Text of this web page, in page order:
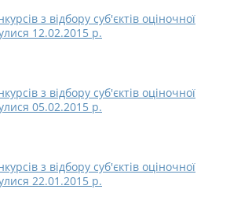
з відбору суб'єктів оціночної
12.02.2015 р.
з відбору суб'єктів оціночної
05.02.2015 р.
з відбору суб'єктів оціночної
22.01.2015 р.